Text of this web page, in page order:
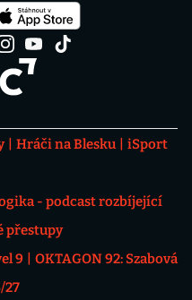
Hráči na Blesku
iSport
- podcast rozbíjející
přestupy
9
OKTAGON 92: Szabová
27